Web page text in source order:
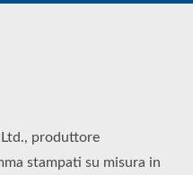
produttore
stampati su misura in